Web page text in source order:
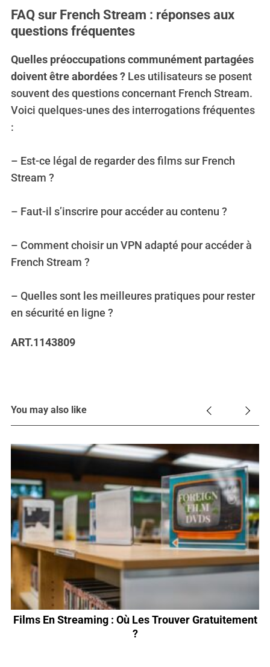
FAQ sur French Stream : réponses aux
questions fréquentes
Quelles préoccupations communément partagées
doivent être abordées ?Les utilisateurs se posent
souvent des questions concernant French Stream.
Voici quelques-unes des interrogations fréquentes
:
– Est-ce légal de regarder des films sur French
Stream ?
– Faut-il s’inscrire pour accéder au contenu ?
– Comment choisir un VPN adapté pour accéder à
French Stream ?
– Quelles sont les meilleures pratiques pour rester
en sécurité en ligne ?
ART.1143809
You may also like
Films En Streaming : Où Les Trouver Gratuitement
?